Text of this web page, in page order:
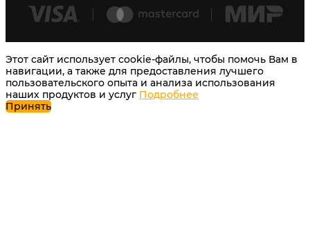
Этот сайт использует cookie-файлы, чтобы помочь Вам в
навигации, а также для предоставления лучшего
пользовательского опыта и анализа использования
наших продуктов и услуг Подробнее
Принять